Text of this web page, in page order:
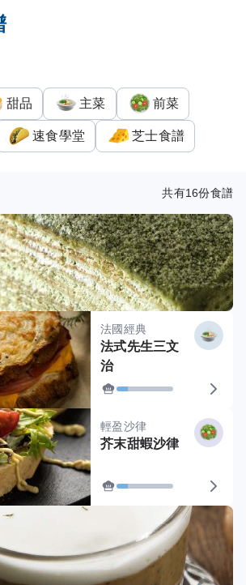
甜品 主菜 前菜
速食學堂 芝士食譜
共有16份食譜
法國經典
法式先生三文
治
輕盈沙律
芥末甜蝦沙律